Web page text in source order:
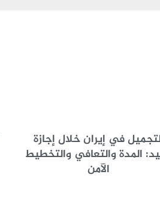
في إيران خلال إجازة
المدة والتعافي والتخطيط
الآمن